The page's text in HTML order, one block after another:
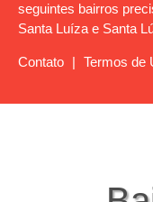
seguintes bairros
Santa Luíza e Santa
Contato | Termos de